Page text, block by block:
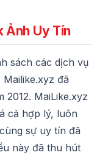
Ảnh Uy Tín
sách các dịch vụ
đã
2012. MaiLike.xyz
cả hợp lý, luôn
sự uy tín đã
này đã thu hút